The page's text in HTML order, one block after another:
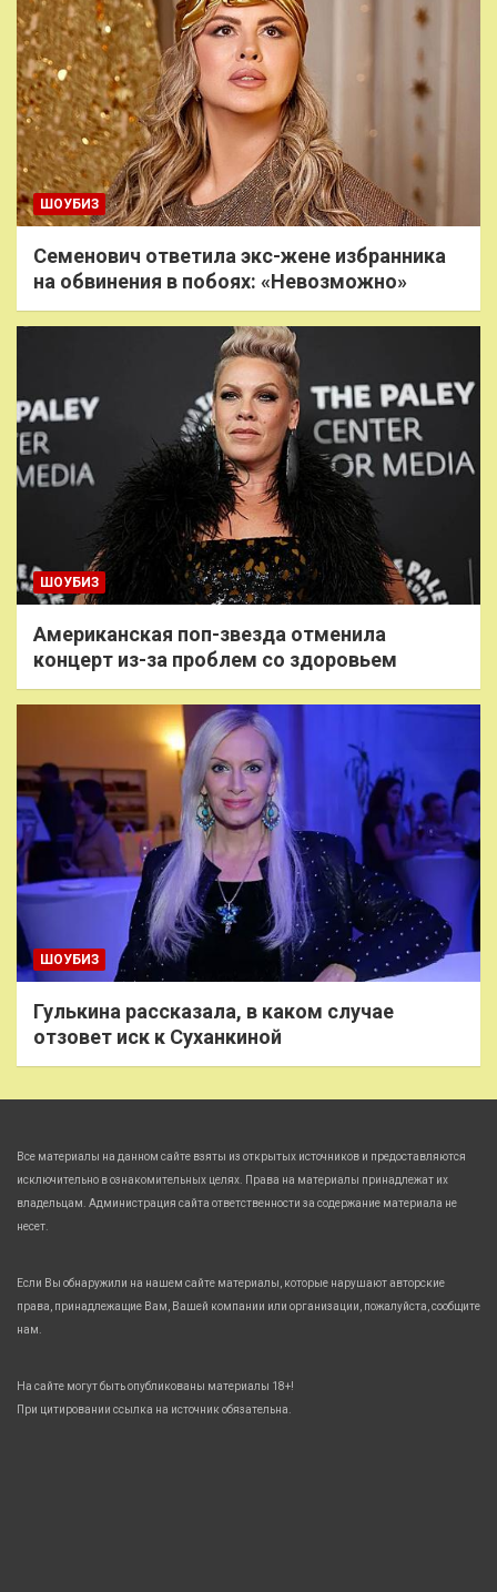
ШОУБИЗ
Семенович ответила экс-жене избранника
на обвинения в побоях: «Невозможно»
ШОУБИЗ
Американская поп-звезда отменила
концерт из-за проблем со здоровьем
ШОУБИЗ
Гулькина рассказала, в каком случае
отзовет иск к Суханкиной
Все материалы на данном сайте взяты из открытых источников и предоставляются
исключительно в ознакомительных целях. Права на материалы принадлежат их
владельцам. Администрация сайта ответственности за содержание материала не
несет.
Если Вы обнаружили на нашем сайте материалы, которые нарушают авторские
права, принадлежащие Вам, Вашей компании или организации, пожалуйста, сообщите
нам.
На сайте могут быть опубликованы материалы 18+!
При цитировании ссылка на источник обязательна.